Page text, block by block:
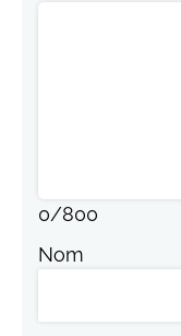
0/800
Nom